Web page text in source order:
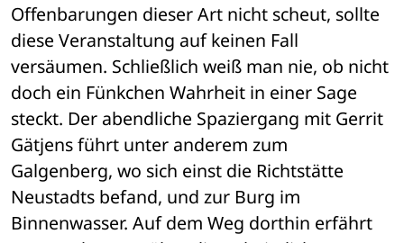
Offenbarungen dieser Art nicht scheut, sollte
diese Veranstaltung auf keinen Fall
versäumen. Schließlich weiß man nie, ob nicht
doch ein Fünkchen Wahrheit in einer Sage
steckt. Der abendliche Spaziergang mit Gerrit
Gätjens führt unter anderem zum
Galgenberg, wo sich einst die Richtstätte
Neustadts befand, und zur Burg im
Binnenwasser. Auf dem Weg dorthin erfährt